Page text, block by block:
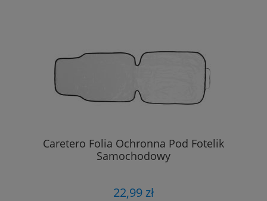
Caretero Folia Ochronna Pod Fotelik
Samochodowy
22,99 zł